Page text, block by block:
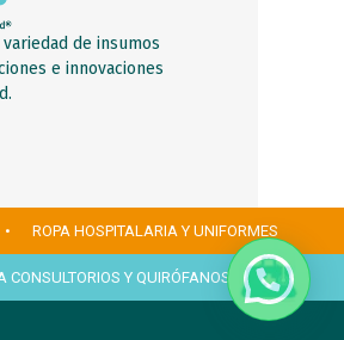
de insumos
e innovaciones
• ROPA HOSPITALARIA Y UNIFORMES
Y QUIRÓFANOS